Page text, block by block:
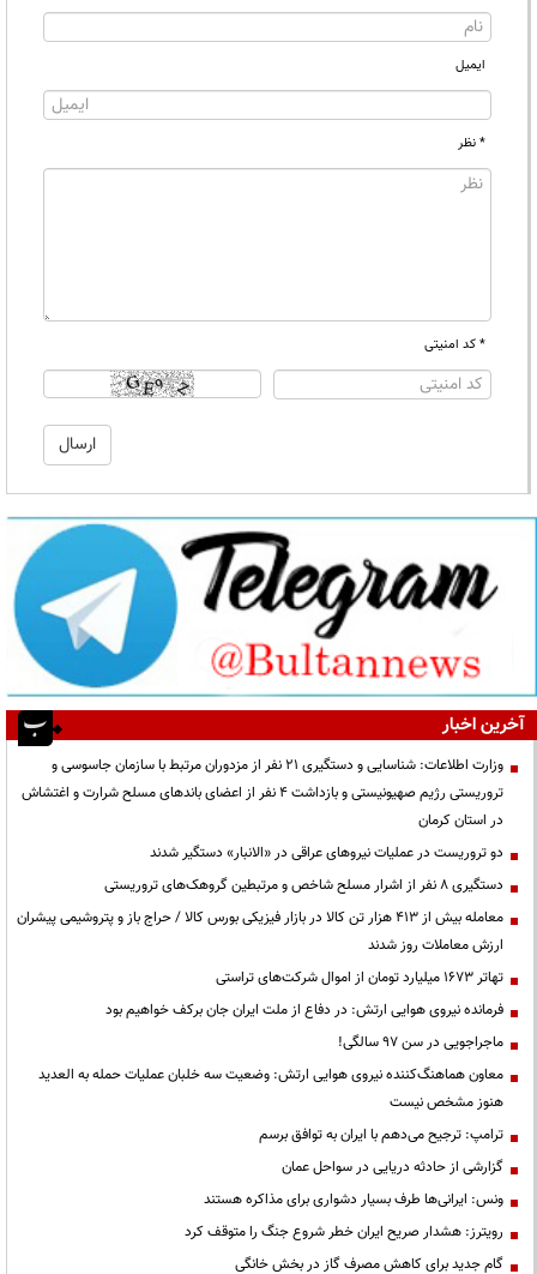
ایمیل
* نظر
* کد امنیتی
آخرین اخبار
وزارت اطلاعات: شناسایی و دستگیری ۲۱ نفر از مزدوران مرتبط با سازمان جاسوسی و
تروریستی رژیم صهیونیستی و بازداشت ۴ نفر از اعضای باندهای مسلح شرارت و اغتشاش
در استان کرمان
دو تروریست در عملیات نیروهای عراقی در «الانبار» دستگیر شدند
دستگیری ۸ نفر از اشرار مسلح شاخص و مرتبطین گروهک‌های تروریستی
معامله بیش از ۴۱۳ هزار تن کالا در بازار فیزیکی بورس کالا / حراج باز و پتروشیمی پیشران
ارزش معاملات روز شدند
تهاتر ۱۶۷۳ میلیارد تومان از اموال شرکت‌های تراستی
فرمانده نیروی هوایی ارتش: در دفاع از ملت ایران جان برکف خواهیم بود
ماجراجویی در سن ۹۷ سالگی!
معاون هماهنگ‌کننده نیروی هوایی ارتش: وضعیت سه خلبان عملیات حمله به العدید
هنوز مشخص نیست
ترامپ: ترجیح می‌دهم با ایران به توافق برسم
گزارشی از حادثه دریایی در سواحل عمان
ونس: ایرانی‌ها طرف بسیار دشواری برای مذاکره هستند
رویترز: هشدار صریح ایران خطر شروع جنگ را متوقف کرد
گام جدید برای کاهش مصرف گاز در بخش خانگی